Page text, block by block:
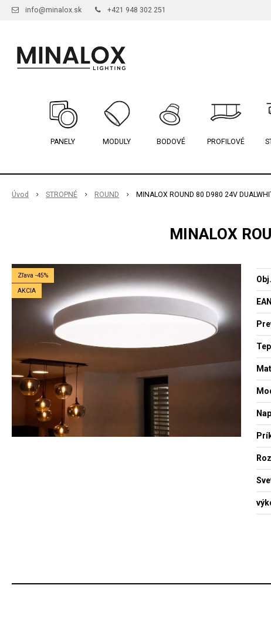
info@minalox.sk +421 948 302 251
PANELY MODULY BODOVÉ PROFILOVÉ
Úvod STROPNÉ ROUND MINALOX ROUND 80 D980 24V
MINALOX
Zľava -45%
AKCIA